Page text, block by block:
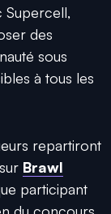
Supercell,
des
sous
à tous les
repartiront
Brawl
participant